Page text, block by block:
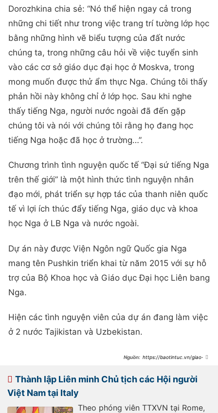
Dorozhkina chia sẻ: “Nó thể hiện ngay cả trong
những chi tiết như trong việc trang trí tường lớp học
bằng những hình vẽ biểu tượng của đất nước
chúng ta, trong những câu hỏi về việc tuyển sinh
vào các cơ sở giáo dục đại học ở Moskva, trong
mong muốn được thử ẩm thực Nga. Chúng tôi thấy
phản hồi này không chỉ ở lớp học. Sau khi nghe
thấy tiếng Nga, người nước ngoài đã đến gặp
chúng tôi và nói với chúng tôi rằng họ đang học
tiếng Nga hoặc đã học ở trường…”.
Chương trình tình nguyện quốc tế “Đại sứ tiếng Nga
trên thế giới” là một hình thức tình nguyện nhân
đạo mới, phát triển sự hợp tác của thanh niên quốc
tế vì lợi ích thúc đẩy tiếng Nga, giáo dục và khoa
học Nga ở LB Nga và nước ngoài.
Dự án này được Viện Ngôn ngữ Quốc gia Nga
mang tên Pushkin triển khai từ năm 2015 với sự hỗ
trợ của Bộ Khoa học và Giáo dục Đại học Liên bang
Nga.
Hiện các tình nguyện viên của dự án đang làm việc
ở 2 nước Tajikistan và Uzbekistan.
https://baotintuc.vn/giao-
nam-20231208212101339.htm
Thành lập Liên minh Chủ tịch các Hội người
Việt Nam tại Italy
Theo phóng viên TTXVN tại Rome,